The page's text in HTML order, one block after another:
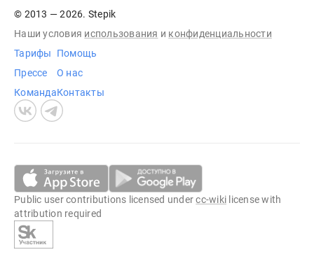
© 2013 — 2026. Stepik
Наши условия использования и конфиденциальности
Тарифы
Прессе
Команда
Помощь
О нас
Контакты
Public user contributions licensed undercc-wiki license with
attribution required